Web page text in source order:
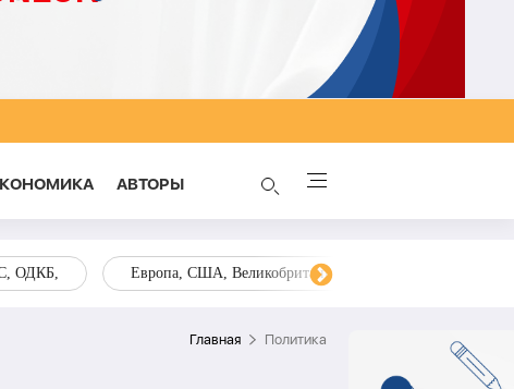
AВТОРЫ
ОДКБ, Европа, США, Великобритания, Украина, Запад,
Главная Политика